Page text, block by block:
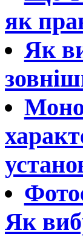
як
Як
Як